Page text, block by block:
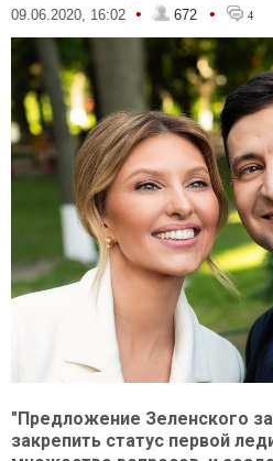
09.06.2020, 16:02 • 672 • 4
"Предложение Зеленского
закрепить статус первой